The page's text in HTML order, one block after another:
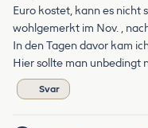
Euro kostet, kann es nicht
wohlgemerkt im Nov. ,
In den Tagen davor kam
Hier sollte man unbedingt
Svar